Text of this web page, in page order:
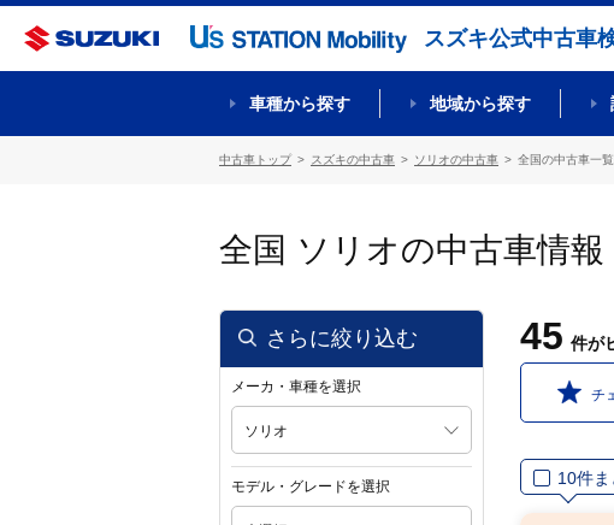
スズキ公式中古車
車種から探す 地域から探す
中古車トップ スズキの中古車 ソリオの中古車 全国の中古車一
全国 ソリオの中古車情報
さらに絞り込む
メーカ・車種を選択
ソリオ
モデル・グレードを選択
45 件が
チ
10件